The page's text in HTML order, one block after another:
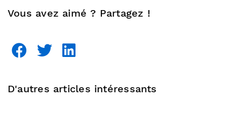
Vous avez aimé ? Partagez !
D'autres articles intéressants